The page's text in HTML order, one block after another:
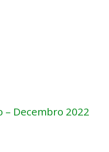
Decembro 2022